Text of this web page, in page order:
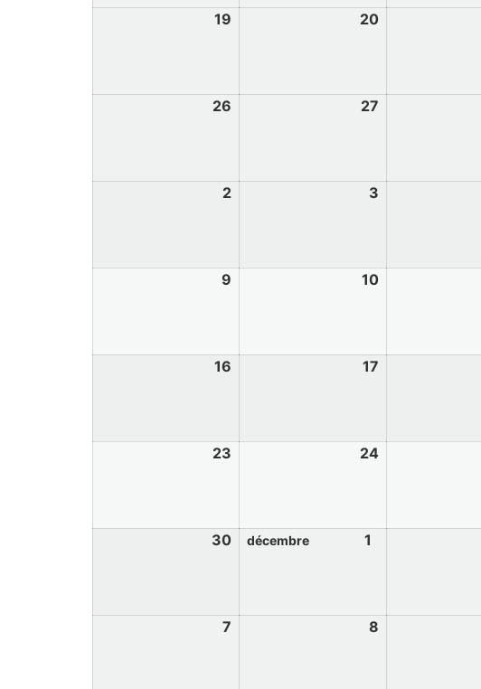
19 20
26 27
2 3
9 10
16 17
23 24
30 décembre 1
7 8